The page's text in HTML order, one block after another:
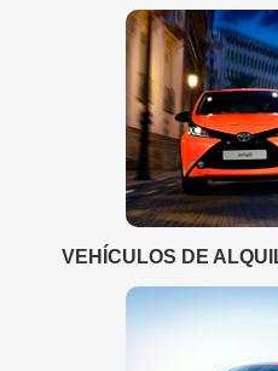
VEHÍCULOS DE